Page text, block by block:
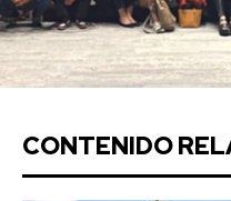
CONTENIDO